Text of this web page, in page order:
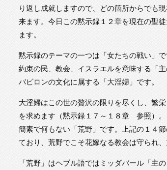
り返し成就しますので、どの箇所からでも
来ます。今日この黙示録１２章を現在の聖
ます。
黙示録のテーマの一つは「女たちの戦い」
約束の民、教会、イスラエルを意味する「
バビロンの文化に属する「大淫婦」です。
大淫婦はこの世の贅沢の限りを尽くし、繁
を求めます（黙示録１７～１８章 参照）
簡素で何もない「荒野」です。上記の１４
ており、荒野でこそ花嫁なる教会は守られ
「荒野」はヘブル語ではミッダバール「主